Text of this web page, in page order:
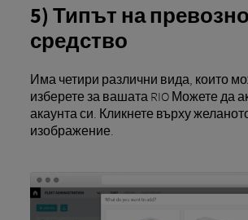
5) Типът на
средство
Има четири различни вида, които
изберете за вашата RIO Можете да
акаунта си. Кликнете върху
изображение.